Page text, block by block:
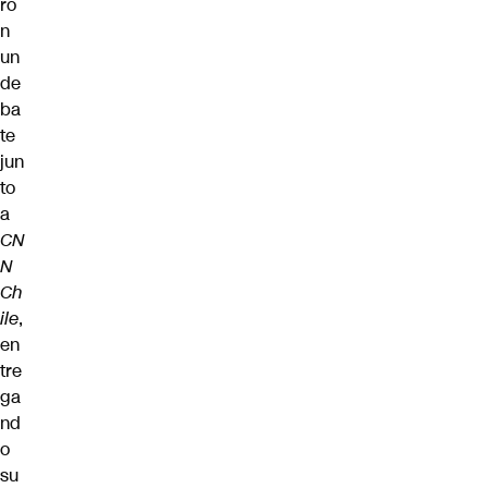
n
un
de
ba
te
jun
to
a
CN
N
Ch
ile,
en
tre
ga
nd
o
su